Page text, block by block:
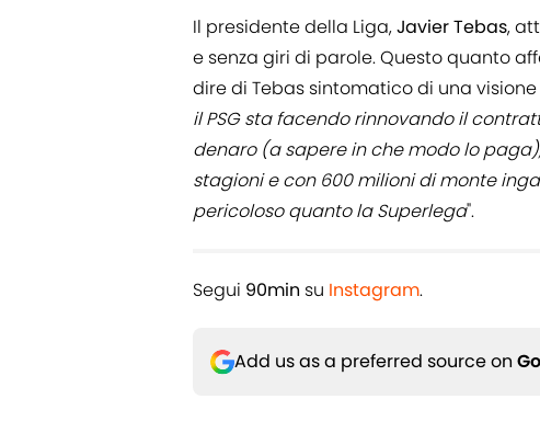
Il presidente della Liga,Javier Tebas,
e senza giri di parole. Questo quanto
dire di Tebas sintomatico di una
il PSG sta facendo rinnovando il
denaro (a sapere in che modo lo
stagioni e con 600 milioni di monte
pericoloso quanto la Superlega".
Segui 90min su Instagram.
Add us as a preferred source on